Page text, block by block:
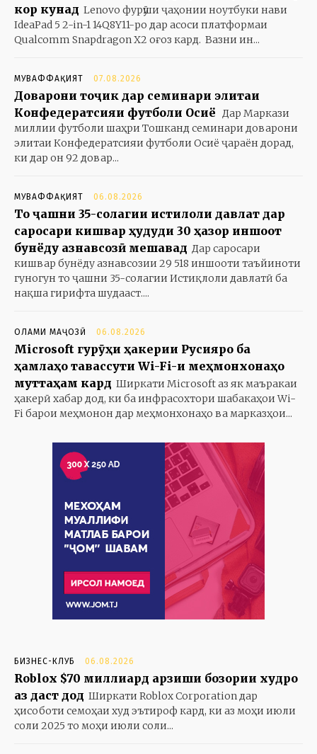
кор кунад Lenovo фурӯши ҷаҳонии ноутбуки нави
IdeaPad 5 2-in-1 14Q8Y11-ро дар асоси платформаи
Qualcomm Snapdragon X2 оғоз кард. Вазни ин...
МУВАФФАҚИЯТ 07.08.2026
Доварони тоҷик дар семинари элитаи
Конфедератсияи футболи Осиё Дар Маркази
миллии футболи шаҳри Тошканд семинари доварони
элитаи Конфедератсияи футболи Осиё ҷараён дорад,
ки дар он 92 довар...
МУВАФФАҚИЯТ 06.08.2026
То ҷашни 35-солагии истиқлоли давлат дар
саросари кишвар ҳудуди 30 ҳазор иншоот
бунёду азнавсозӣ мешавад Дар саросари
кишвар бунёду азнавсозии 29 518 иншооти таъйиноти
гуногун то ҷашни 35-солагии Истиқлоли давлатӣ ба
нақша гирифта шудааст....
ОЛАМИ МАҶОЗӢ 06.08.2026
Microsoft гурӯҳи ҳакерии Русияро ба
ҳамлаҳо тавассути Wi-Fi-и меҳмонхонаҳо
муттаҳам кард Ширкати Microsoft аз як маъракаи
ҳакерӣ хабар дод, ки ба инфрасохтори шабакаҳои Wi-
Fi барои меҳмонон дар меҳмонхонаҳо ва марказҳои...
БИЗНЕС-КЛУБ 06.08.2026
Roblox $70 миллиард арзиши бозории худро
аз даст дод Ширкати Roblox Corporation дар
ҳисоботи семоҳаи худ эътироф кард, ки аз моҳи июли
соли 2025 то моҳи июли соли...